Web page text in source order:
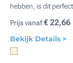
hebben, is dit
Prijs vanaf:€ 22,66
Bekijk Details >